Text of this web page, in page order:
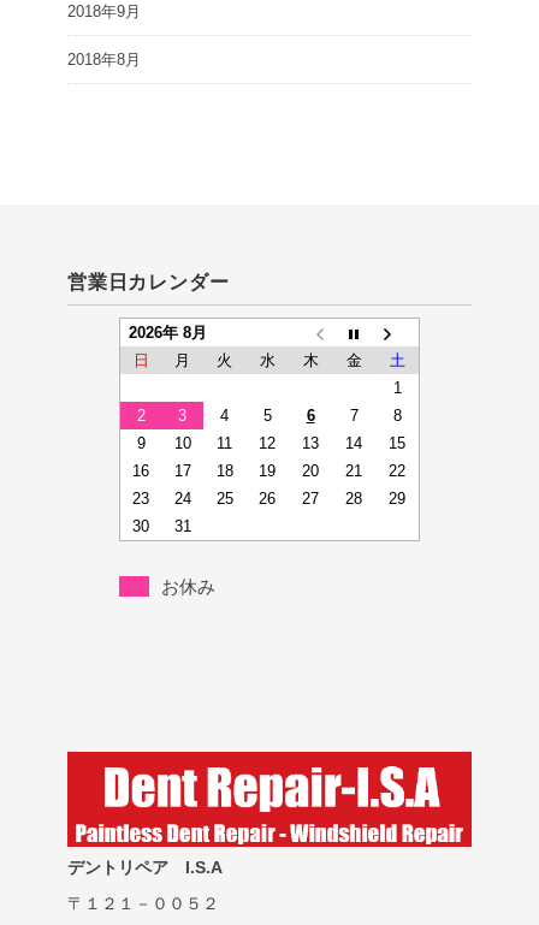
2018年9月
2018年8月
営業日カレンダー
2026年 8月
日
月 火 水 木 金
土
1
2
3 4 5 6 7
8
9
10 11 12 13 14
15
16
17 18 19 20 21
22
23
24 25 26 27 28
29
30
31
お休み
デントリペア I.S.A
〒１２１－００５２